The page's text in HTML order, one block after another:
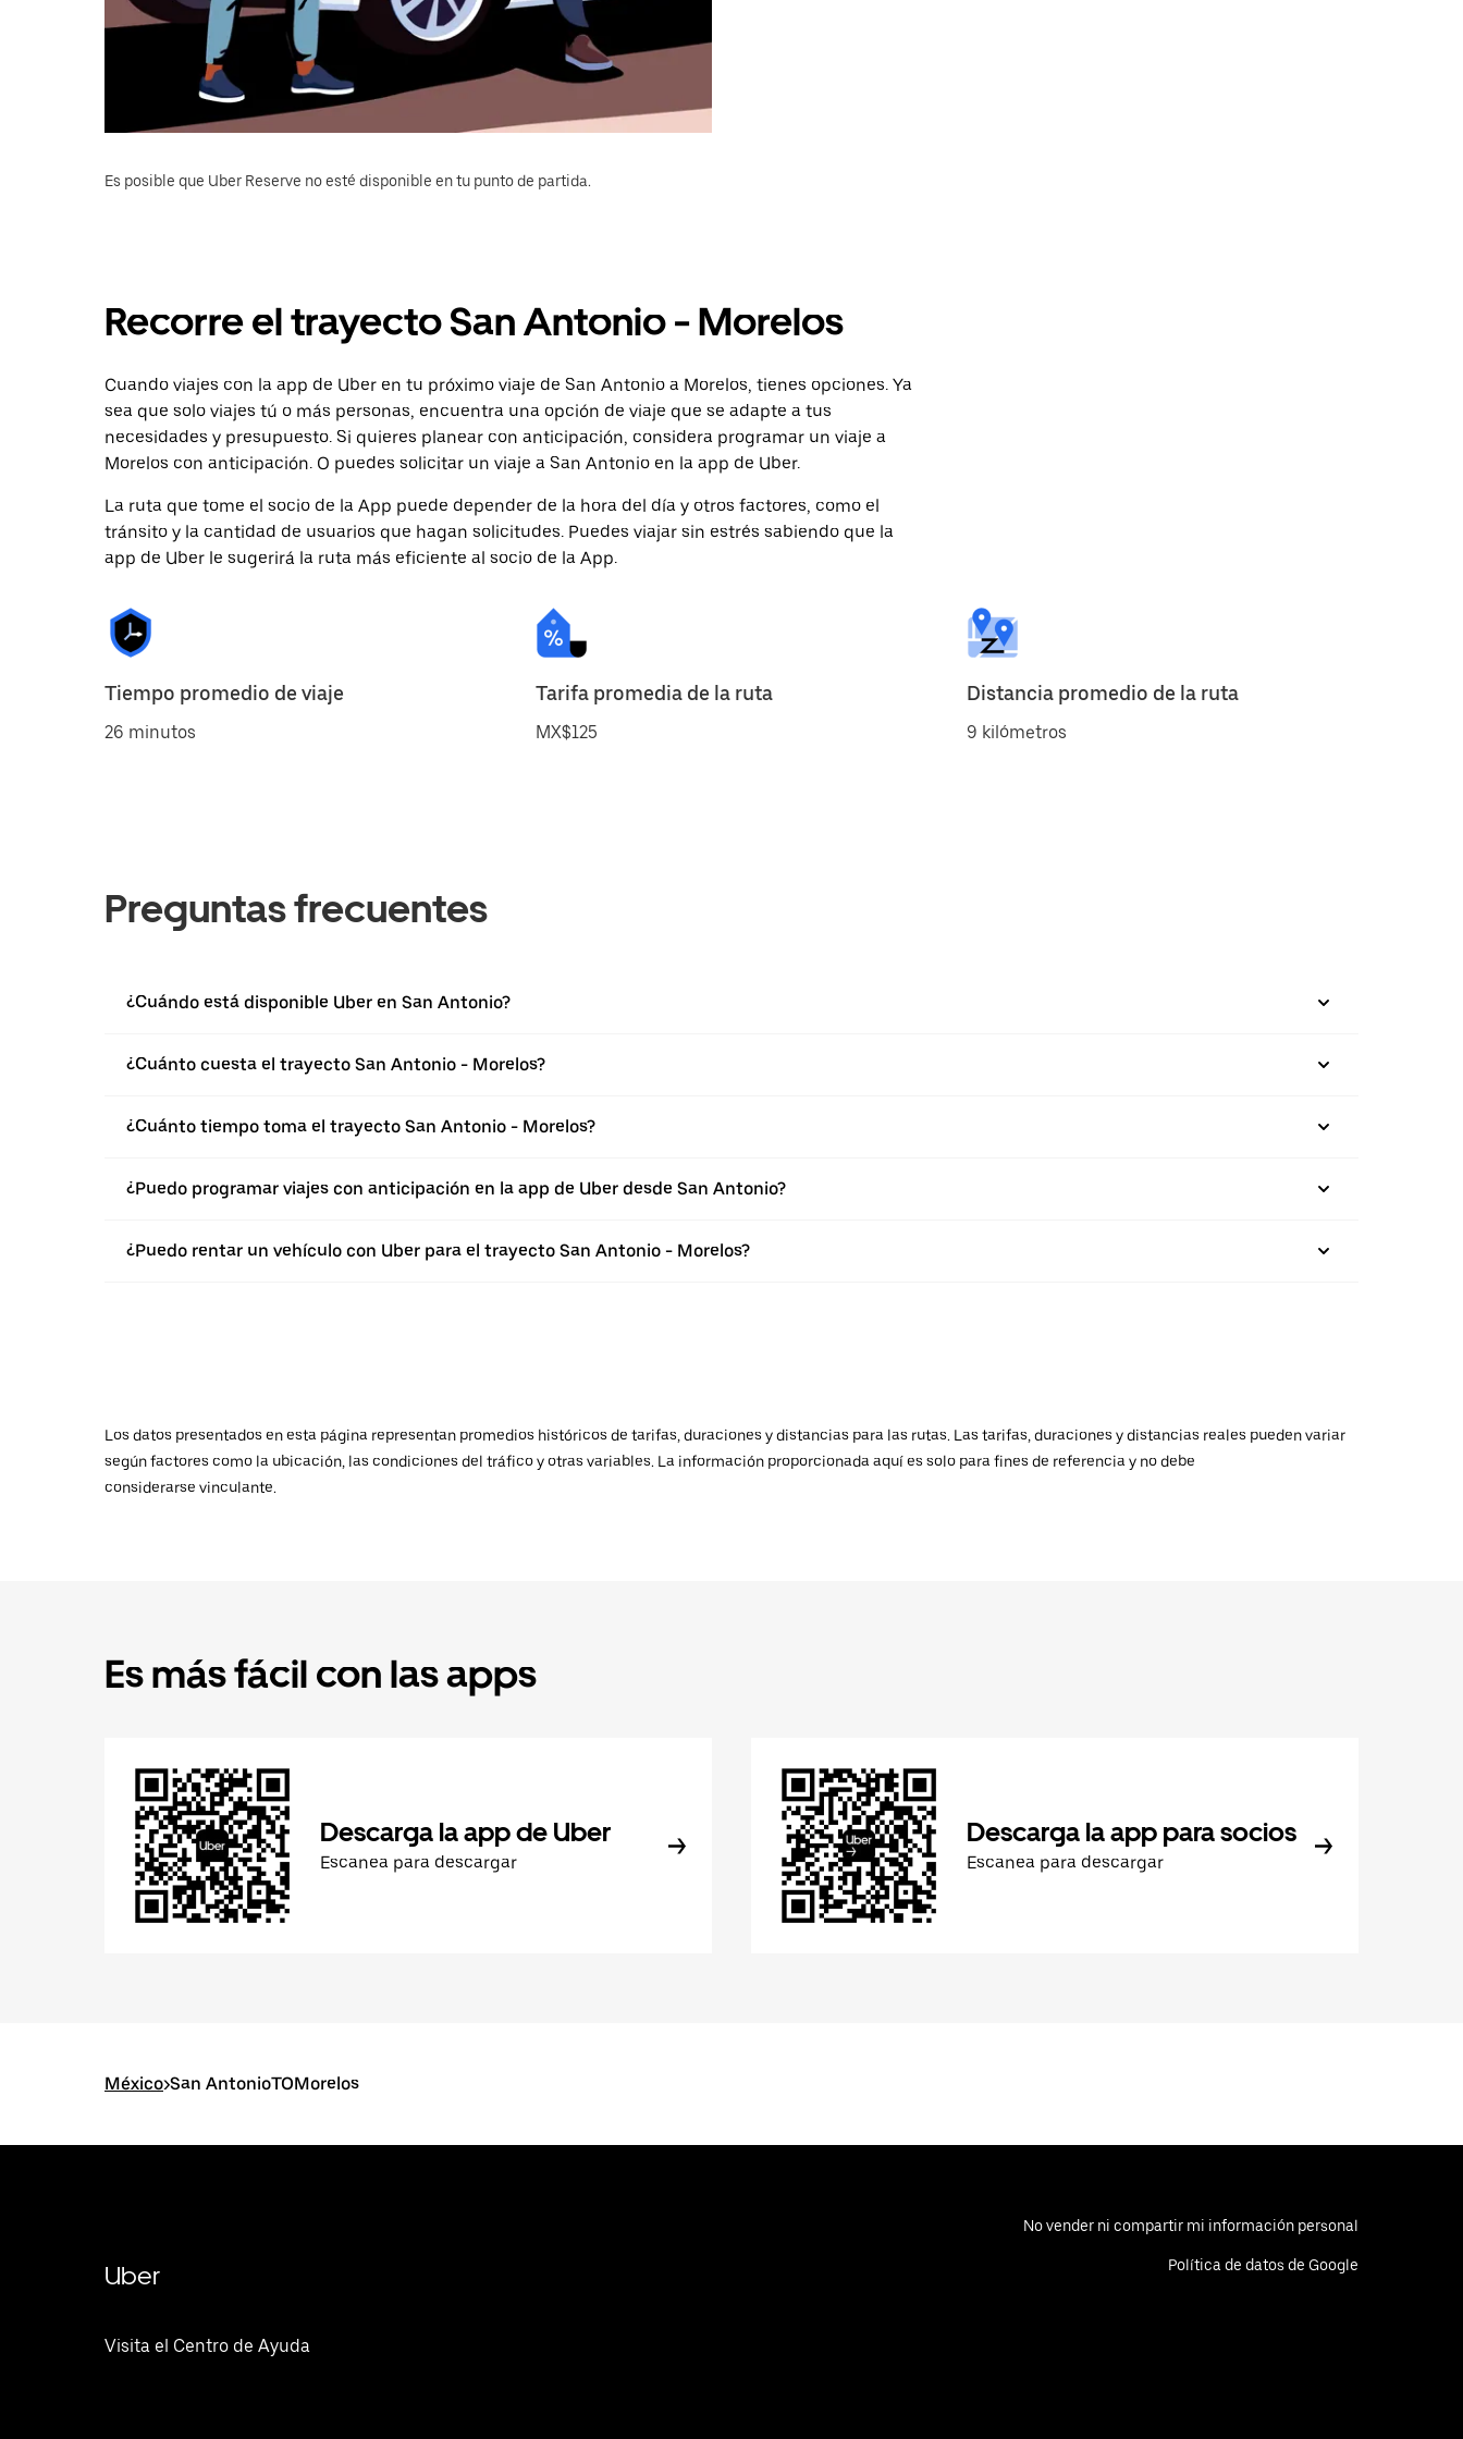
Es posible que Uber Reserve no esté disponible en tu punto de partida.
Recorre el trayecto San Antonio - Morelos
Cuando viajes con la app de Uber en tu próximo viaje de San Antonio a Morelos, tienes opciones. Ya
sea que solo viajes tú o más personas, encuentra una opción de viaje que se adapte a tus
necesidades y presupuesto. Si quieres planear con anticipación, considera programar un viaje a
Morelos con anticipación. O puedes solicitar un viaje a San Antonio en la app de Uber.
La ruta que tome el socio de la App puede depender de la hora del día y otros factores, como el
tránsito y la cantidad de usuarios que hagan solicitudes. Puedes viajar sin estrés sabiendo que la
app de Uber le sugerirá la ruta más eficiente al socio de la App.
Tiempo promedio de viaje
26 minutos
Tarifa promedia de la ruta
MX$125
Distancia promedio de la ruta
9 kilómetros
Preguntas frecuentes
¿Cuándo está disponible Uber en San Antonio?
¿Cuánto cuesta el trayecto San Antonio - Morelos?
¿Cuánto tiempo toma el trayecto San Antonio - Morelos?
¿Puedo programar viajes con anticipación en la app de Uber desde San Antonio?
¿Puedo rentar un vehículo con Uber para el trayecto San Antonio - Morelos?
Los datos presentados en esta página representan promedios históricos de tarifas, duraciones y distancias para las rutas. Las tarifas, duraciones y distancias reales pueden variar
según factores como la ubicación, las condiciones del tráfico y otras variables. La información proporcionada aquí es solo para fines de referencia y no debe
considerarse vinculante.
Es más fácil con las apps
Descarga la app de Uber
Escanea para descargar
Descarga la app para socios
Escanea para descargar
México>San AntonioTOMorelos
Uber
Visita el Centro de Ayuda
No vender ni compartir mi información personal
Política de datos de Google